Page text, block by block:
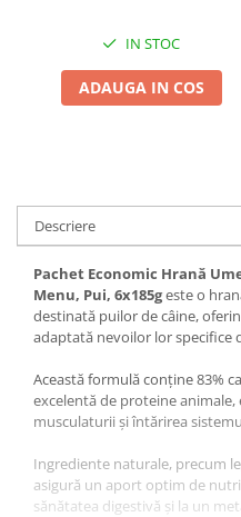
IN STOC
ADAUGA IN COS
Descriere
Pachet Economic Hrană
Menu, Pui, 6x185geste o
destinată puilor de câine,
adaptată nevoilor lor specifice
Această formulă conține 83%
excelentă de proteine
musculaturii și întărirea
Ingrediente naturale, precum
asigură un aport optim de
sănătatea digestivă și la un